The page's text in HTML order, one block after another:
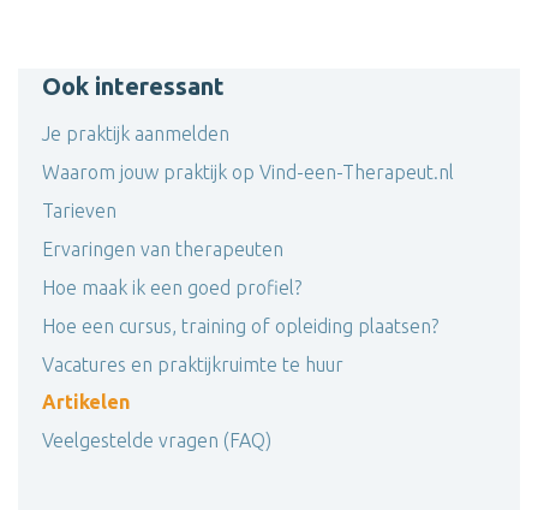
Ook interessant
Je praktijk aanmelden
Waarom jouw praktijk op Vind-een-Therapeut.nl
Tarieven
Ervaringen van therapeuten
Hoe maak ik een goed profiel?
Hoe een cursus, training of opleiding plaatsen?
Vacatures en praktijkruimte te huur
Artikelen
Veelgestelde vragen (FAQ)